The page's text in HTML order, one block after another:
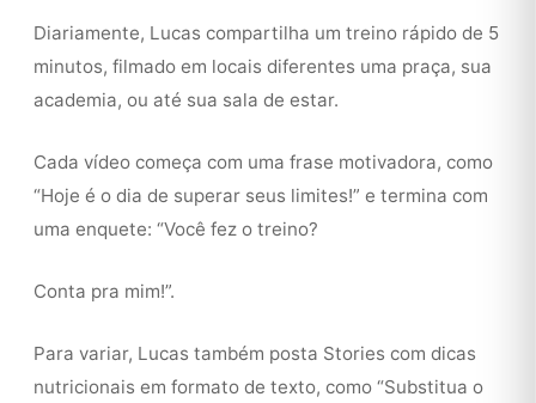
Diariamente, Lucas compartilha um treino rápido de 5
minutos, filmado em locais diferentes uma praça, sua
academia, ou até sua sala de estar.
Cada vídeo começa com uma frase motivadora, como
“Hoje é o dia de superar seus limites!” e termina com
uma enquete: “Você fez o treino?
Conta pra mim!”.
Para variar, Lucas também posta Stories com dicas
nutricionais em formato de texto, como “Substitua o